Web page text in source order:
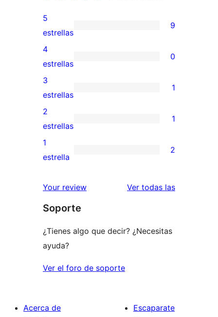
9
valoraciones
de
5
estrellas
5
estrellas
9
0
valoraciones
de
4
estrellas
4
estrellas
0
1
valoración
de
3
estrellas
3
estrellas
1
1
valoración
de
estrellas
2
estrellas
1
2
de
estrellas
1
estrella
2
Your review Ver todas las
Soporte
¿Tienes algo que decir? ¿Necesitas
ayuda?
Ver el foro de soporte
Acerca de
Escaparate